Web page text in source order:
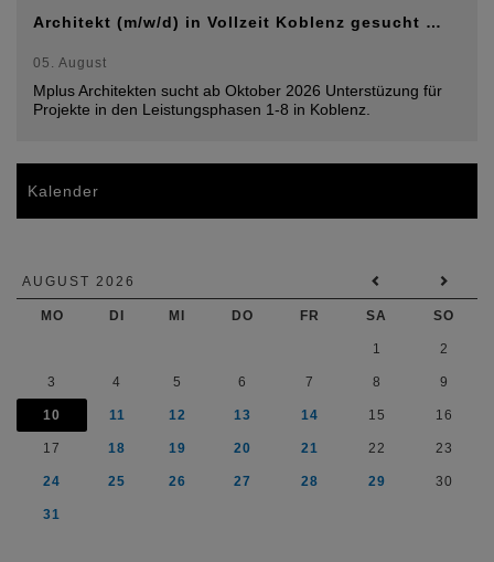
Architekt (m/w/d) in Vollzeit Koblenz gesucht …
05. August
Mplus Architekten sucht ab Oktober 2026 Unterstüzung für
Projekte in den Leistungsphasen 1-8 in Koblenz.
Kalender
AUGUST 2026
MO DI MI DO FR SA SO
1 2
3 4 5 6 7 8 9
10 11 12 13 14 15 16
17 18 19 20 21 22 23
24 25 26 27 28 29 30
31